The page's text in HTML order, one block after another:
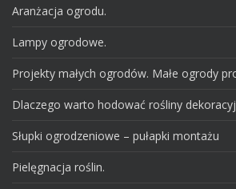
Aranżacja ogrodu.
Lampy ogrodowe.
Projekty małych ogrodów. Małe ogrody
Dlaczego warto hodować rośliny
Słupki ogrodzeniowe – pułapki montażu
Pielęgnacja roślin.